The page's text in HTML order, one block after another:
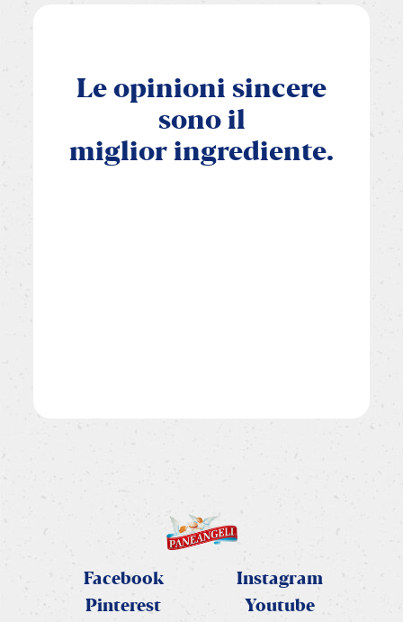
Le opinioni sincere
sono il
miglior ingrediente.
Facebook
Instagram
Pinterest
Youtube